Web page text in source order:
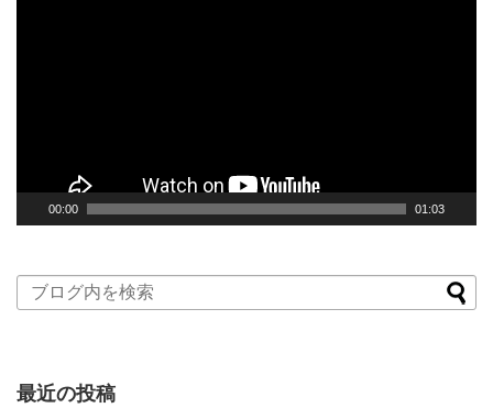
00:00 01:03
最近の投稿